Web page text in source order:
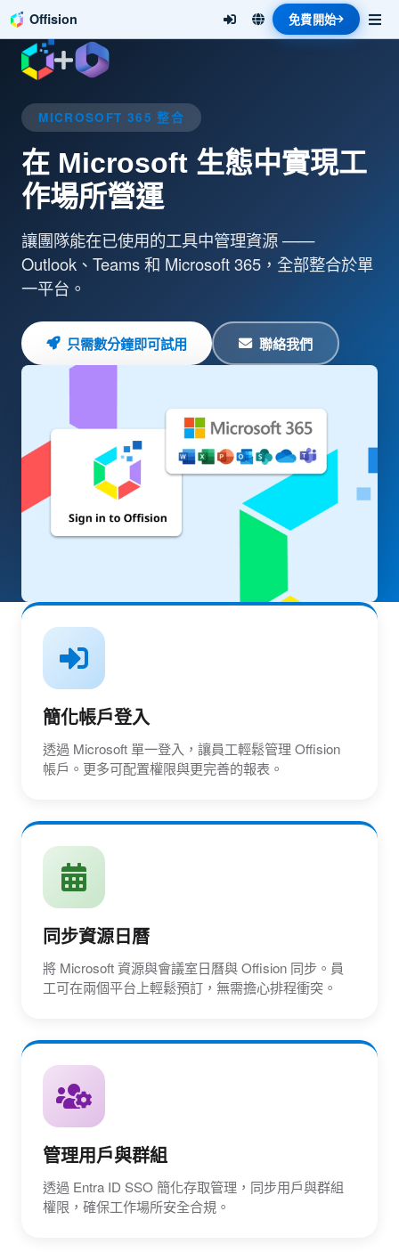
Offision 免費開始
MICROSOFT 365 整合
在 Microsoft 生態中實現工
作場所營運
讓團隊能在已使用的工具中管理資源 ——
Outlook、Teams 和 Microsoft 365，全部整合於單
一平台。
只需數分鐘即可試用 聯絡我們
簡化帳戶登入
透過 Microsoft 單一登入，讓員工輕鬆管理 Offision
帳戶。更多可配置權限與更完善的報表。
同步資源日曆
將 Microsoft 資源與會議室日曆與 Offision 同步。員
工可在兩個平台上輕鬆預訂，無需擔心排程衝突。
管理用戶與群組
透過 Entra ID SSO 簡化存取管理，同步用戶與群組
權限，確保工作場所安全合規。